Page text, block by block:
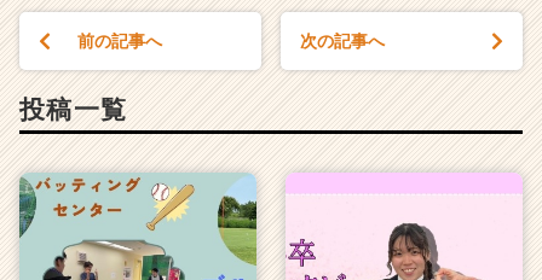
前の記事へ 次の記事へ
投稿一覧